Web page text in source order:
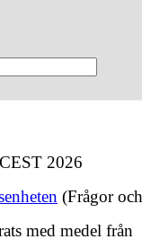
2026
(Frågor
med medel från